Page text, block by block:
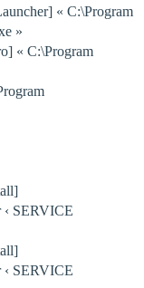
« C:\Program
»
« C:\Program
‹ SERVICE
‹ SERVICE